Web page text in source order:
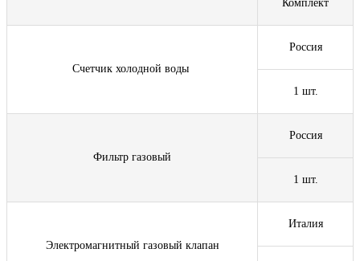
Комплект
Счетчик холодной воды
Россия
1 шт.
Фильтр газовый
Россия
1 шт.
Электромагнитный газовый клапан
Италия